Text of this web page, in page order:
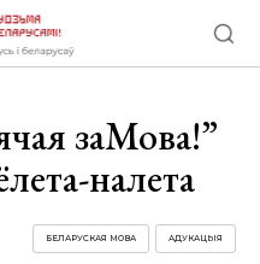
заМова!”
налета
АДУКАЦЫЯ
БЕЛАРУСКАЯ МОВА